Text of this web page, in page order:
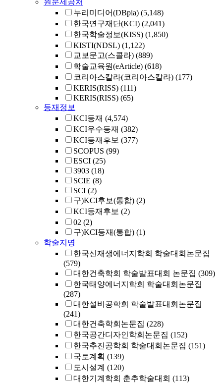
원문제공처
누리미디어(DBpia) (5,148)
한국연구재단(KCI) (2,041)
한국학술정보(KISS) (1,850)
KISTI(NDSL) (1,122)
교보문고(스콜라) (889)
학술교육원(eArticle) (618)
코리아스칼라(코리아스칼라) (177)
KERIS(RISS) (111)
KERIS(RISS) (65)
등재정보
KCI등재 (4,574)
KCI우수등재 (382)
KCI등재후보 (377)
SCOPUS (99)
ESCI (25)
3903 (18)
SCIE (8)
SCI (2)
구)KCI후보(통합) (2)
KCI등재후보 (2)
02 (2)
구)KCI등재(통합) (1)
학술지명
한국신재생에너지학회 학술대회논문집
(579)
대한건축학회 학술발표대회 논문집 (309)
한국태양에너지학회 학술대회논문집
(287)
대한설비공학회 학술발표대회논문집
(241)
대한건축학회논문집 (228)
한국공간디자인학회논문집 (152)
한국추진공학회 학술대회논문집 (151)
국토계획 (139)
도시설계 (120)
대한기계학회 춘추학술대회 (113)